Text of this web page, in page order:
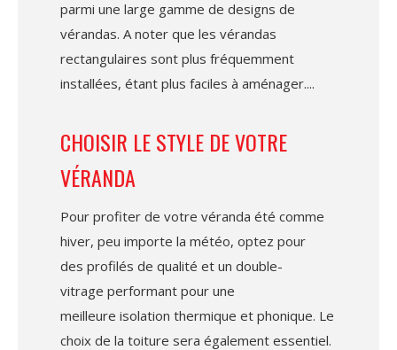
parmi une large gamme de designs de
vérandas. A noter que les vérandas
rectangulaires sont plus fréquemment
installées, étant plus faciles à aménager.
CHOISIR LE STYLE DE VOTRE
VÉRANDA
Pour profiter de votre véranda été comme
hiver, peu importe la météo, optez pour
des profilés de qualité et un double-
vitrage performant pour une
meilleure isolation thermique et phonique. Le
choix de la toiture sera également essentiel.